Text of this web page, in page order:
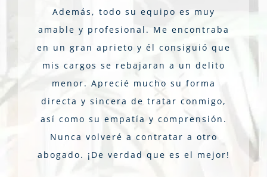
Además, todo su equipo es muy
amable y profesional. Me encontraba
en un gran aprieto y él consiguió que
mis cargos se rebajaran a un delito
menor. Aprecié mucho su forma
directa y sincera de tratar conmigo,
así como su empatía y comprensión.
Nunca volveré a contratar a otro
abogado. ¡De verdad que es el mejor!